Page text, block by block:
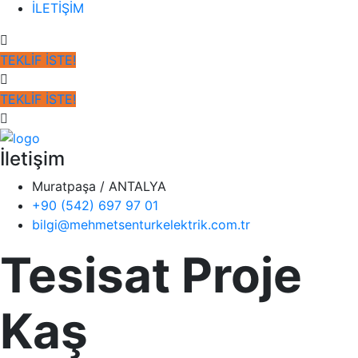
İLETİŞİM
TEKLİF İSTE!
TEKLİF İSTE!
İletişim
Muratpaşa / ANTALYA
+90 (542) 697 97 01
bilgi@mehmetsenturkelektrik.com.tr
Tesisat Proje
Kaş